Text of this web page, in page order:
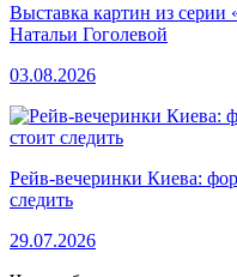
Выставка картин из
Натальи Гоголевой
03.08.2026
Рейв-вечеринки Киева:
следить
29.07.2026